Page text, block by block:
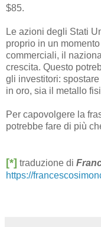
$85.
Le azioni degli Stati
proprio in un
commerciali, il
crescita. Questo
gli investitori:
in oro, sia il metallo
Per capovolgere la
potrebbe fare di più
[*] traduzione di
https://